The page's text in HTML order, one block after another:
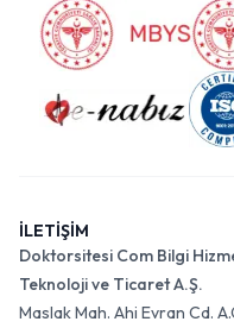
İLETİŞİM
Doktorsitesi Com Bilgi
Teknoloji ve Ticaret A.Ş.
Maslak Mah. Ahi Evran Cd.